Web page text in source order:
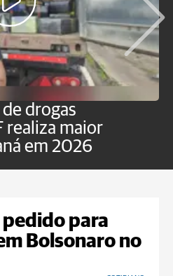
drogas
realiza maior
em 2026
pedido para
Bolsonaro no